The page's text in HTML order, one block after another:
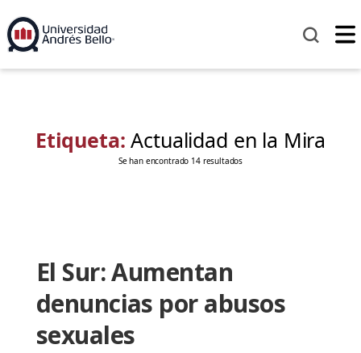
Etiqueta:Actualidad en la Mira
Se han encontrado 14 resultados
El Sur: Aumentan
denuncias por abusos
sexuales